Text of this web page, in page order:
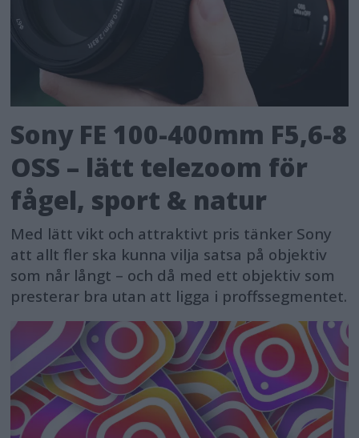
Sony FE 100-400mm F5,6-8
OSS – lätt telezoom för
fågel, sport & natur
Med lätt vikt och attraktivt pris tänker Sony
att allt fler ska kunna vilja satsa på objektiv
som når långt – och då med ett objektiv som
presterar bra utan att ligga i proffssegmentet.